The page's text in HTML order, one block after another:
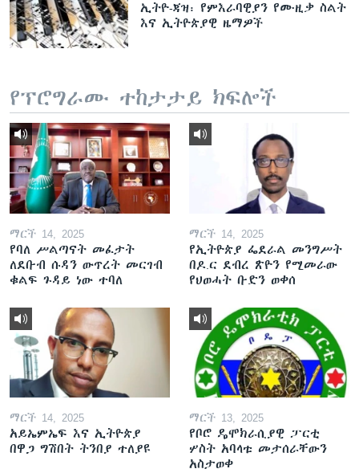
ኢትዮ-ጃዝ፡ የምእራባዊያን የሙዚቃ ስልት
እና ኢትዮጵያዊ ዜማዎች
የፕሮግራሙ ተከታታይ ክፍሎች
ማርች 14, 2025
የባለ ሥልጣናት መፈታት
ለደቡብ ሱዳን ውጥረት መርገብ
ቁልፍ ጉዳይ ነው ተባለ
ማርች 14, 2025
የኢትዮጵያ ፌደራል መንግሥት
በዶ.ር ደብረ ጽዮን የሚመራው
የህወሓት ቡድን ወቀሰ
ማርች 14, 2025
አይኤምኤፍ እና ኢትዮጵያ
በዋጋ ግሽበት ትንበያ ተለያዩ
ማርች 13, 2025
የቦሮ ዴሞክራሲያዊ ፓርቲ
ሦስት አባላቱ መታሰራቸውን
አስታወቀ